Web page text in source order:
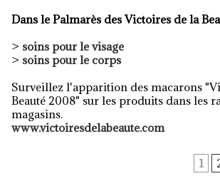
Dans le Palmarès des Victoires de la
> soins pour le visage
> soins pour le corps
Surveillez l'apparition des macarons
Beauté 2008" sur les produits dans les
magasins.
www.victoiresdelabeaute.com
1